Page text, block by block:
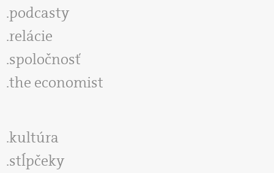
podcasty
relácie
spoločnosť
the economist
kultúra
stĺpčeky